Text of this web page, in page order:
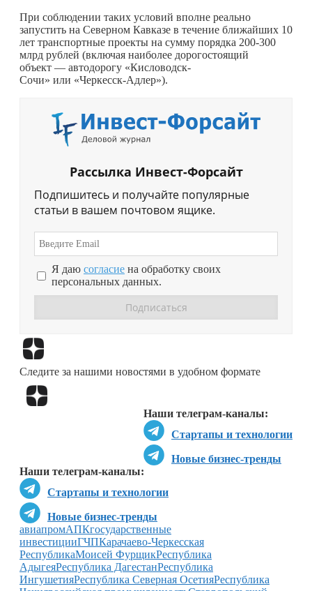
При соблюдении таких условий вполне реально
запустить на Северном Кавказе в течение ближайших 10
лет транспортные проекты на сумму порядка 200-300
млрд рублей (включая наиболее дорогостоящий
объект — автодорогу «Кисловодск-
Сочи» или «Черкесск-Адлер»).
Рассылка Инвест-Форсайт
Подпишитесь и получайте популярные
статьи в вашем почтовом ящике.
Я даю согласие на обработку своих
персональных данных.
Следите за нашими новостями в удобном формате
Наши телеграм-каналы:
Стартапы и технологии
Новые бизнес-тренды
Наши телеграм-каналы:
Стартапы и технологии
Новые бизнес-тренды
авиапромАПКгосударственные
инвестицииГЧПКарачаево-Черкесская
РеспубликаМоисей ФурщикРеспублика
АдыгеяРеспублика ДагестанРеспублика
ИнгушетияРеспублика Северная ОсетияРеспублика